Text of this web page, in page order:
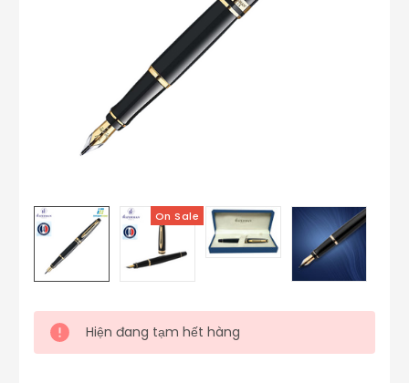
On Sale
Hiện đang tạm hết hàng